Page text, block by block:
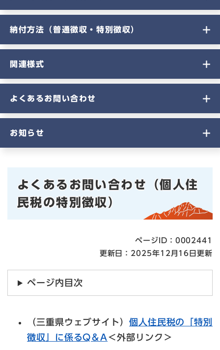
納付方法（普通徴収・特別徴収）
関連様式
よくあるお問い合わせ
お知らせ
よくあるお問い合わせ（個人住
民税の特別徴収）
ページID：0002441
更新日：2025年12月16日更新
ページ内目次
（三重県ウェブサイト） 個人住民税の「特別
徴収」に係るQ＆A ＜外部リンク＞